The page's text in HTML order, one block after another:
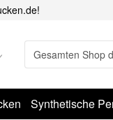
Synthetische